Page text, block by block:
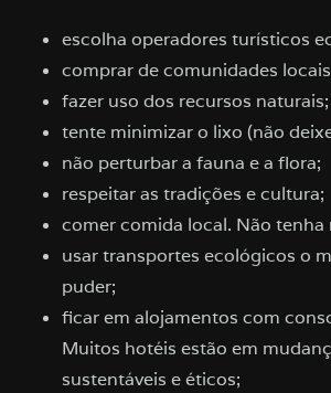
escolha operadores turísticos
comprar de comunidades
fazer uso dos recursos naturais;
tente minimizar o lixo (não
não perturbar a fauna e a flora;
respeitar as tradições e cultura;
comer comida local. Não tenha
usar transportes ecológicos o
puder;
ficar em alojamentos com
Muitos hotéis estão em
sustentáveis ​​e éticos;